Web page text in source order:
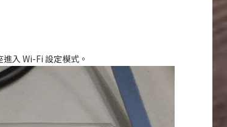
入 Wi-Fi 設定模式。